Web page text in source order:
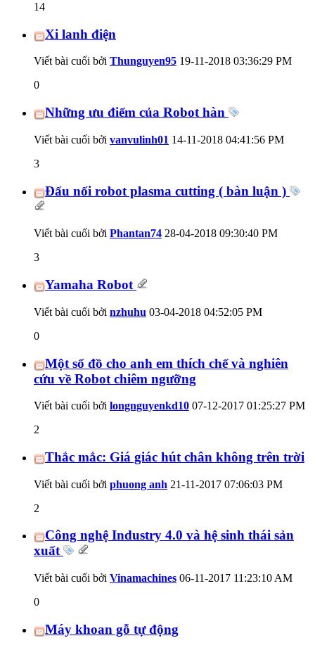
14
Xi lanh điện
Viết bài cuối bởi Thunguyen95 19-11-2018 03:36:29 PM
0
Những ưu điểm của Robot hàn
Viết bài cuối bởi vanvulinh01 14-11-2018 04:41:56 PM
3
Đấu nối robot plasma cutting ( bàn luận )
Viết bài cuối bởi Phantan74 28-04-2018 09:30:40 PM
3
Yamaha Robot
Viết bài cuối bởi nzhuhu 03-04-2018 04:52:05 PM
0
Một số đồ cho anh em thích chế và nghiên
cứu về Robot chiêm ngưỡng
Viết bài cuối bởi longnguyenkd10 07-12-2017 01:25:27 PM
2
Thắc mắc: Giá giác hút chân không trên trời
Viết bài cuối bởi phuong anh 21-11-2017 07:06:03 PM
2
Công nghệ Industry 4.0 và hệ sinh thái sản
xuất
Viết bài cuối bởi Vinamachines 06-11-2017 11:23:10 AM
0
Máy khoan gỗ tự động